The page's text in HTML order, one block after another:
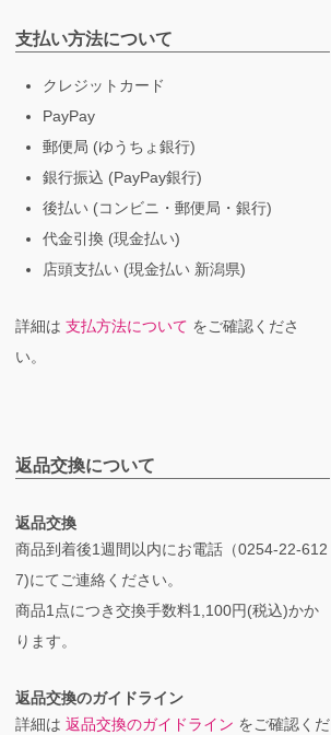
支払い方法について
クレジットカード
PayPay
郵便局 (ゆうちょ銀行)
銀行振込 (PayPay銀行)
後払い (コンビニ・郵便局・銀行)
代金引換 (現金払い)
店頭支払い (現金払い 新潟県)
詳細は 支払方法について をご確認くださ
い。
返品交換について
返品交換
商品到着後1週間以内にお電話（0254-22-612
7)にてご連絡ください。
商品1点につき交換手数料1,100円(税込)かか
ります。
返品交換のガイドライン
詳細は 返品交換のガイドライン をご確認くだ